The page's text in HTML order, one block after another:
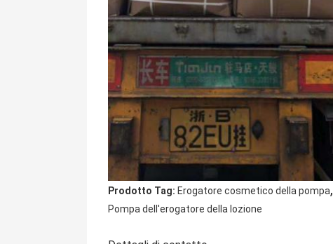
Prodotto Tag: Erogatore cosmetico della pompa,
Pompa dell'erogatore della lozione